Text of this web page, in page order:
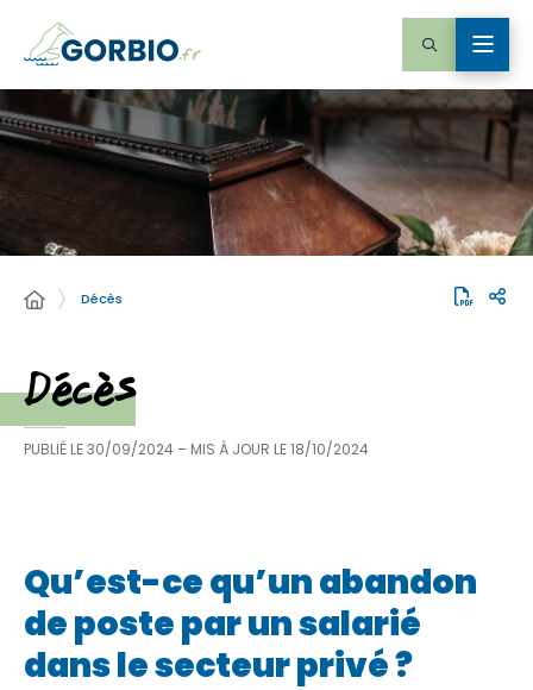
Décès
Décès
PUBLIÉ LE30/09/2024 – MIS À JOUR LE18/10/2024
Qu’est-ce qu’un abandon
de poste par un salarié
dans le secteur privé ?